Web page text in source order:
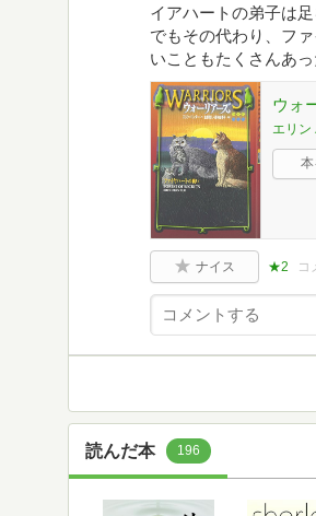
イアハートの弟子は
でもその代わり、フ
いこともたくさんあ
ウォ
エリン
ナイス ★2 コ
読んだ本 196